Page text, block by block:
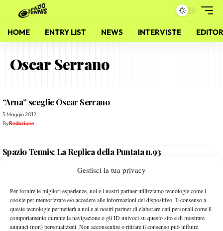
Gestisci la tua privacy
Per fornire le migliori esperienze, noi e i nostri partner utilizziamo tecnologie come i
cookie per memorizzare e/o accedere alle informazioni del dispositivo. Il consenso a
queste tecnologie permetterà a noi e ai nostri partner di elaborare dati personali come il
comportamento durante la navigazione o gli ID univoci su questo sito e di mostrare
annunci (non) personalizzati. Non acconsentire o ritirare il consenso può influire
HOME ENTRY LIST NEWS INTERVISTE
Oscar Serrano
“Arna” sceglie Oscar Serrano
5 Maggio 2012
ByRedazione
Spazio Tennis: La Replica della Puntata n.93
Spazio Tennis: La Scaletta della Puntata n.93
3 Dicembre 2011
Redazione